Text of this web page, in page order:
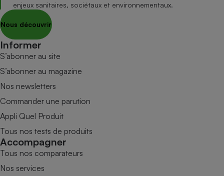
enjeux sanitaires, sociétaux et environnementaux.
Nous découvrir
Informer
S’abonner au site
S’abonner au magazine
Nos newsletters
Commander une parution
Appli Quel Produit
Tous nos tests de produits
Accompagner
Tous nos comparateurs
Nos services